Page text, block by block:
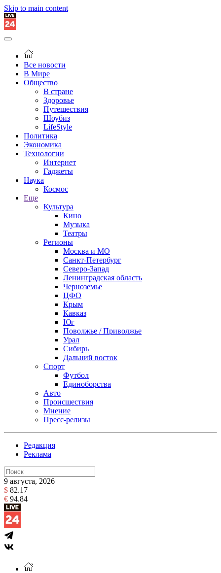
Skip to main content
Все новости
В Мире
Общество
В стране
Здоровье
Путешествия
Шоубиз
LifeStyle
Политика
Экономика
Технологии
Интернет
Гаджеты
Наука
Космос
Еще
Культура
Кино
Музыка
Театры
Регионы
Москва и МО
Санкт-Петербург
Северо-Запад
Ленинградская область
Черноземье
ЦФО
Крым
Кавказ
Юг
Поволжье / Приволжье
Урал
Сибирь
Дальний восток
Спорт
Футбол
Единоборства
Авто
Происшествия
Мнение
Пресс-релизы
Редакция
Реклама
9 августа, 2026
$ 82.17
€ 94.84